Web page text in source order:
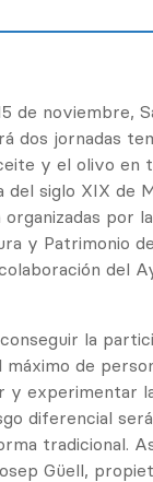
de noviembre,
dos jornadas
y el olivo en
del siglo XIX de
por
y Patrimonio
del
la
de
y experimentar
diferencial
tradicional.
Güell,